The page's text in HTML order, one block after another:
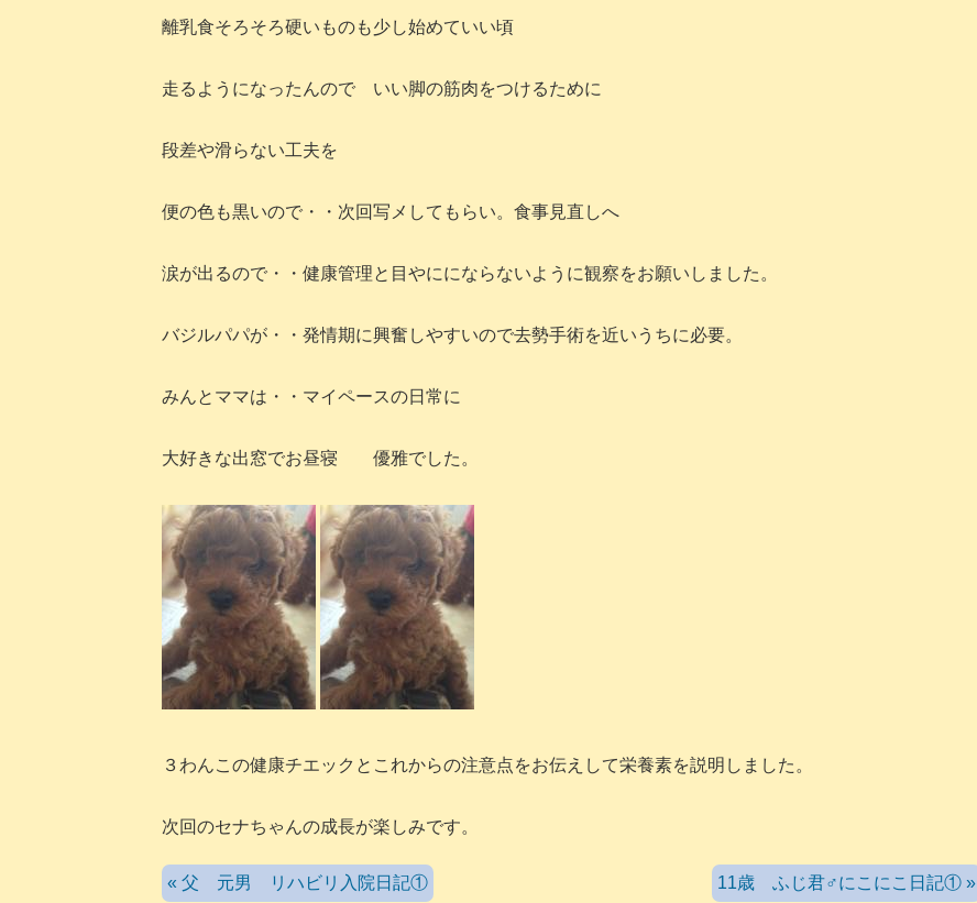
離乳食そろそろ硬いものも少し始めていい頃
走るようになったんので いい脚の筋肉をつけるために
段差や滑らない工夫を
便の色も黒いので・・次回写メしてもらい。食事見直しへ
涙が出るので・・健康管理と目やににならないように観察をお願いしました。
バジルパパが・・発情期に興奮しやすいので去勢手術を近いうちに必要。
みんとママは・・マイペースの日常に
大好きな出窓でお昼寝 優雅でした。
３わんこの健康チエックとこれからの注意点をお伝えして栄養素を説明しました。
次回のセナちゃんの成長が楽しみです。
« 父 元男 リハビリ入院日記① 11歳 ふじ君♂にこにこ日記① »